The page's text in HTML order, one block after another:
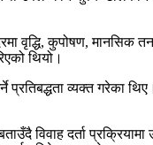
कुपोषण, मानसिक
थियो।
व्यक्त गरेका
विवाह दर्ता